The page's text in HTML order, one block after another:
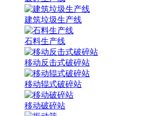
建筑垃圾生产线
石料生产线
移动反击式破碎站
移动辊式破碎站
移动破碎站